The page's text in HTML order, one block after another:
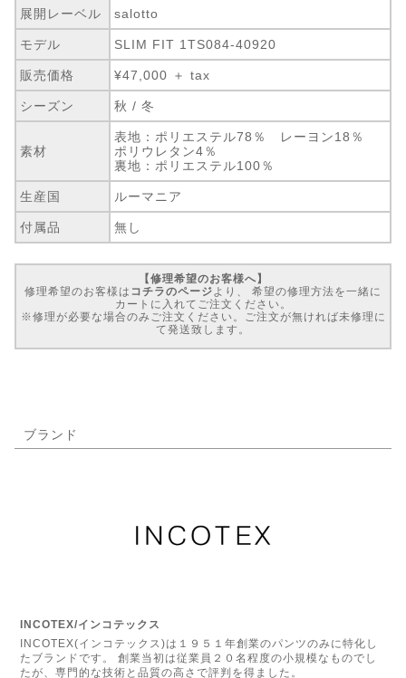
展開レーベル salotto
モデル SLIM FIT 1TS084-40920
販売価格 ¥47,000 ＋ tax
シーズン 秋 / 冬
素材
表地：ポリエステル78％ レーヨン18％
ポリウレタン4％
裏地：ポリエステル100％
生産国 ルーマニア
付属品 無し
【修理希望のお客様へ】
修理希望のお客様は コチラのページ より、 希望の修理方法を一緒に
カートに入れてご注文ください。
※修理が必要な場合のみご注文ください。ご注文が無ければ未修理に
て発送致します。
ブランド
INCOTEX/インコテックス
INCOTEX(インコテックス)は１９５１年創業のパンツのみに特化し
たブランドです。 創業当初は従業員２０名程度の小規模なものでし
たが、専門的な技術と品質の高さで評判を得ました。